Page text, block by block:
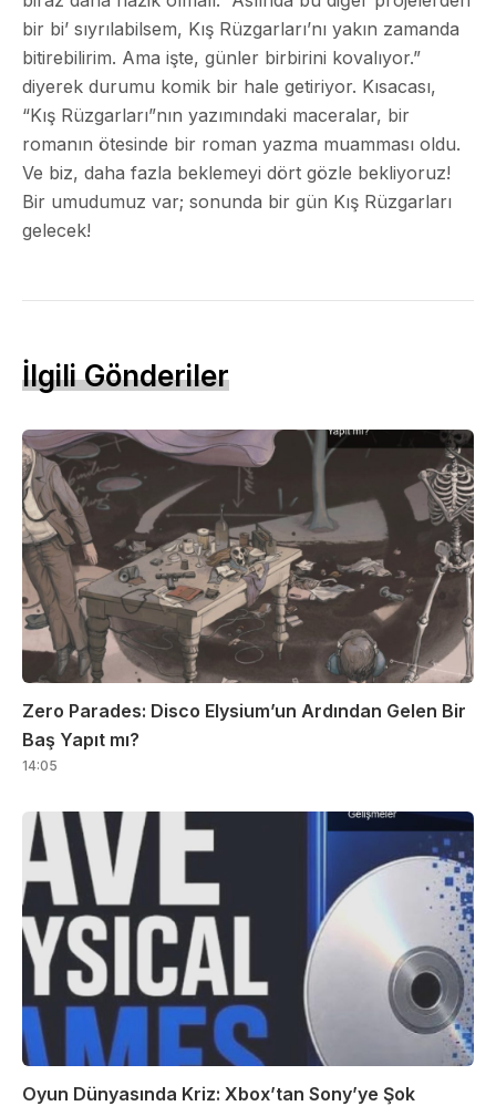
bir bi’ sıyrılabilsem, Kış Rüzgarları’nı yakın zamanda
bitirebilirim. Ama işte, günler birbirini kovalıyor.”
diyerek durumu komik bir hale getiriyor. Kısacası,
“Kış Rüzgarları”nın yazımındaki maceralar, bir
romanın ötesinde bir roman yazma muamması oldu.
Ve biz, daha fazla beklemeyi dört gözle bekliyoruz!
Bir umudumuz var; sonunda bir gün Kış Rüzgarları
gelecek!
İlgili Gönderiler
Zero Parades: Disco Elysium’un Ardından Gelen Bir
Baş Yapıt mı?
14:05
Oyun Dünyasında Kriz: Xbox’tan Sony’ye Şok